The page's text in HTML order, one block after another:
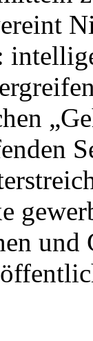
und